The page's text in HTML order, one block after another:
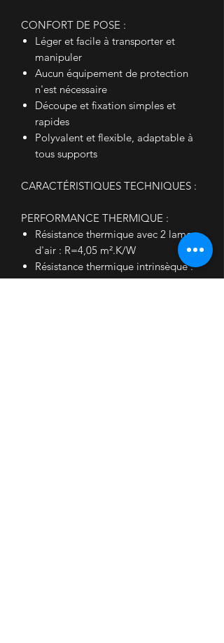
CONFORT DE POSE :
Léger et facile à transporter et
manipuler
Aucun équipement de protection
n'est nécessaire
Découpe et fixation simples et
rapides
Polyvalent et flexible, adaptable à
tous supports
CARACTÉRISTIQUES TECHNIQUES :
PERFORMANCE THERMIQUE :
Résistance thermique avec 2 lames
d'air : R=4,05 m².K/W
Résistance thermique intrinsèque :
R=2,75 m².K/W